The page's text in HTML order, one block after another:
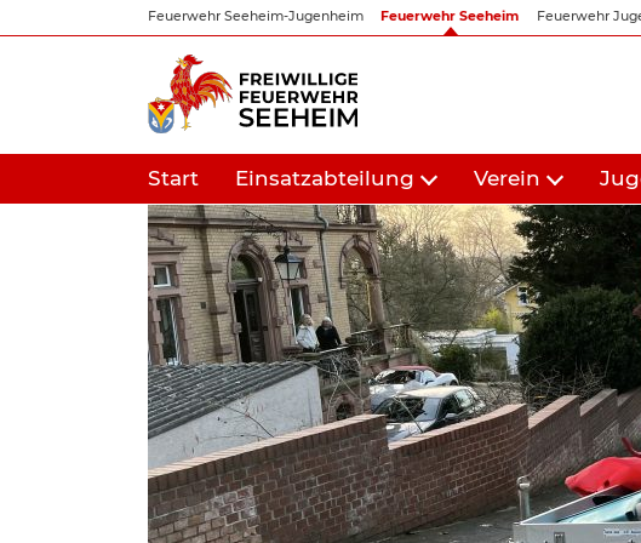
Inhalt
Feuerwehr Seeheim-Jugenheim Feuerwehr Seeheim Feuerwehr
Start Einsatzabteilung Verein